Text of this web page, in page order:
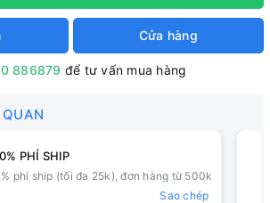
Cửa hàng
886879 để tư vấn mua hàng
PHÍ SHIP
phí ship (tối đa 25k), đơn hàng từ 500k
Sao chép